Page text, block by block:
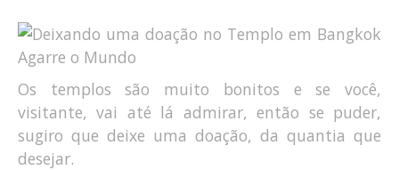
Os templos são muito bonitos e se você,
visitante, vai até lá admirar, então se puder,
sugiro que deixe uma doação, da quantia que
desejar.